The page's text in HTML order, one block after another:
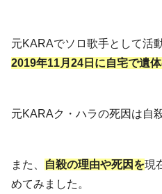
元KARAでソロ歌手として活
2019年11月24日に自宅で遺
元KARAク・ハラの死因は自
また、 自殺の理由や死因を現
めてみました。